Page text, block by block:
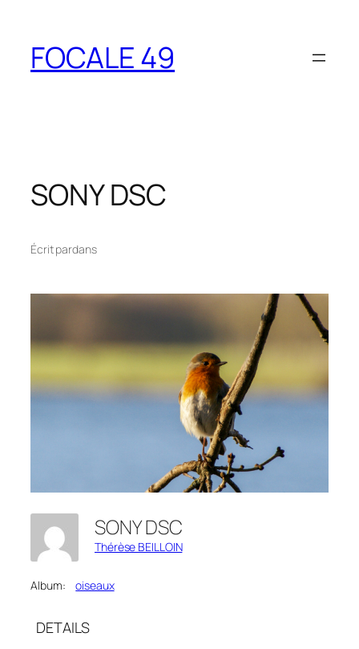
contenu
FOCALE 49
SONY DSC
Écrit pardans
SONY DSC
Thérèse BEILLOIN
Album: oiseaux
DETAILS